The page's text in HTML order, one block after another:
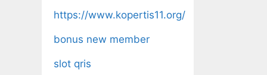
https://www.kopertis11.org/
bonus new member
slot qris